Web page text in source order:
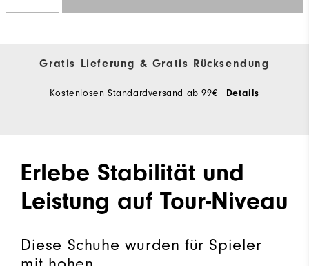
Gratis Lieferung & Gratis Rücksendung
Kostenlosen Standardversand ab 99€ Details
Erlebe Stabilität und
Leistung auf Tour-Niveau
Diese Schuhe wurden für Spieler